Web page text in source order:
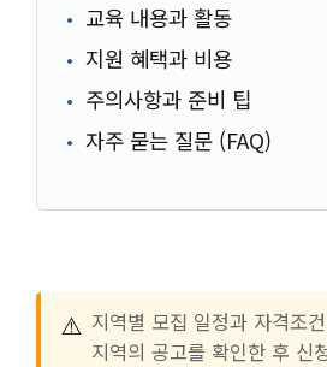
교육 내용과 활동
지원 혜택과 비용
주의사항과 준비 팁
자주 묻는 질문 (FAQ)
⚠️ 지역별 모집 일정과 자격조
지역의 공고를 확인한 후 신